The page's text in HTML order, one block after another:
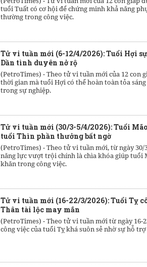
tuổi Tuất có cơ hội để chứng minh khả năng
thường trong công việc.
Tử vi tuần mới (6-12/4/2026): Tuổi Hợi
Dần tình duyên nở rộ
(PetroTimes) -Theo tử vi tuần mới của 12 con
thời gian mà tuổi Hợi có thể hoàn toàn tỏa
trong sự nghiệp.
Tử vi tuần mới (30/3-5/4/2026): Tuổi
tuổi Thìn phần thưởng bất ngờ
(PetroTimes) -Theo tử vi tuần mới, từ ngày 30/
năng lực vượt trội chính là chìa khóa giúp tuổi
khăn trong công việc.
Tử vi tuần mới (16-22/3/2026): Tuổi Tỵ
Thân tài lộc may mắn
(PetroTimes) -Theo tử vi tuần mới từ ngày 16-
công việc của tuổi Tỵ khá suôn sẻ nhờ sự hỗ